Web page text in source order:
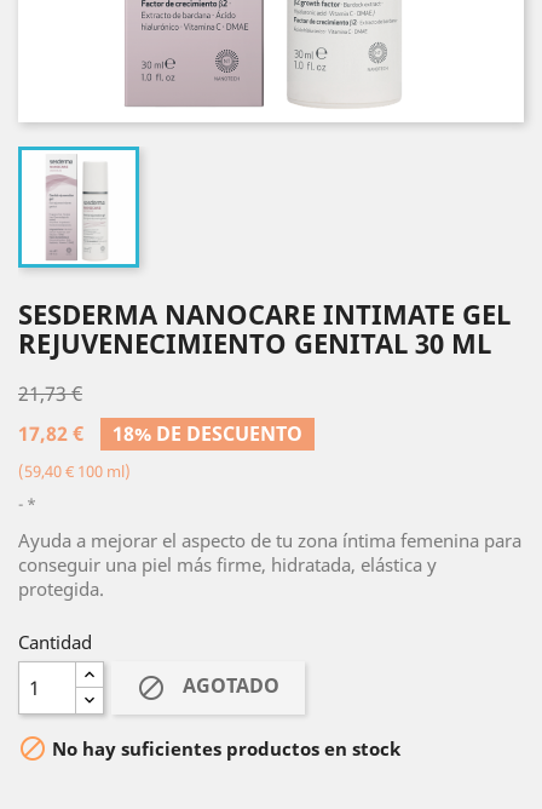
SESDERMA NANOCARE INTIMATE GEL
REJUVENECIMIENTO GENITAL 30 ML
21,73 €
17,82 €
18% DE DESCUENTO
(59,40 € 100 ml)
*
Ayuda a mejorar el aspecto de tu zona íntima femenina para
conseguir una piel más firme, hidratada, elástica y
protegida.
Cantidad
 AGOTADO
 No hay suficientes productos en stock